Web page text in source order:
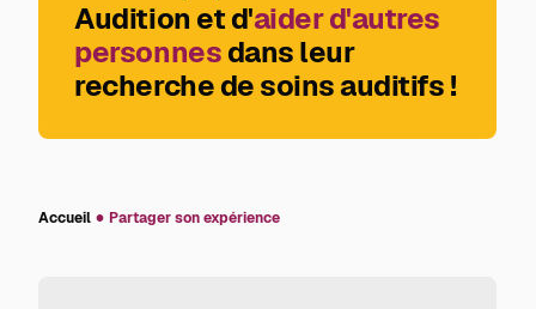
Audition et d'aider d'autres
personnesdans leur
recherche de soins auditifs !
Accueil Partager son expérience